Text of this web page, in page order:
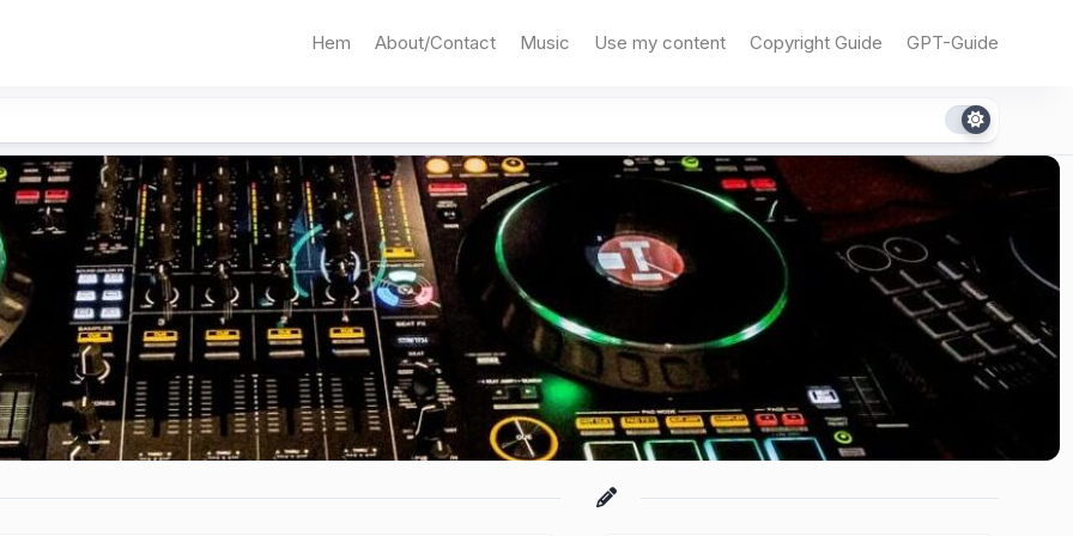
Hem About/Contact Music Use my content Copyright Guide GPT-Guide